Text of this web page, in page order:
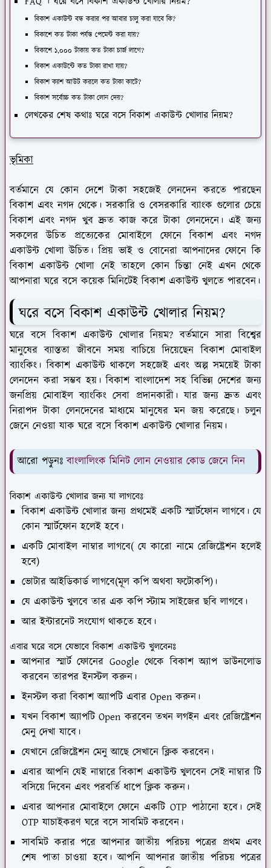
বিকাশ একাউন্ট বন্ধ করার পর আবার চালু করা যাবে কি?
বিকাশে কত টাকা পর্যন্ত পেমেন্ট করা যায়?
বিকাশে ১,০০০ টাকায় কত টাকা চার্জ লাগে?
বিকাশ একাউন্টে কত টাকা রাখা যায়?
বিকাশ ক্যাশ আউট করলে কত টাকা কাটে?
বিকাশ সর্বোচ্চ কত টাকা লোন দেয়?
লেখকের শেষ কথাঃ ঘরে বসে বিকাশ একাউন্ট খোলার নিয়ম?
ভৃমিকা
বর্তমানে যে কোন দেশে টাকা সহজেই লেনদেন করতে পারছেন
বিকাশ এবং নগদ থেকে। সরকারি ও বেসরকারি ব্যাংক গুলোর চেয়ে
বিকাশ এবং নগদ খুব দ্রুত কাজ করে টাকা লেনদেনে। এই জন্য
সকলের উচিত প্রত্যেকের মোবাইলে ফোনে বিকাশ এবং নগদ
একাউন্ট খোলা উচিত। প্রিয় ভাই ও বোনেরা আপনাদের ফোনে কি
বিকাশ একাউন্ট খোলা নেই তাহলে কোন চিন্তা নেই এখন থেকে
আপনারা ঘরে বসে কয়েক মিনিটেই বিকাশ একাউন্ট খুলতে পারবেন।
ঘরে বসে বিকাশ একাউন্ট খোলার নিয়ম?
ঘরে বসে বিকাশ একাউন্ট খোলার নিয়ম? বর্তমানে সারা বিশ্বের
মানুষের ব্যাস্ততা জীবনে সময় বাচিয়ে দিয়েছেন বিকাশ মোবাইল
ব্যাংকিং। বিকাশ একাউন্ট থাকলে সহজেই এবং অল্প সময়েই টাকা
লেনদেন করা সম্ভব হয়। বিকাশ বাংলাদেশ সহ বিভিন্ন দেশের জন্য
জনপ্রিয় মোবাইল ব্যাংকিং সেবা প্রদানকারী। যার জন্য দ্রুত এবং
নিরাপদ টাকা লেনদেনের মাধ্যমে মানুষের মন জয় করেছে। চলুন
জেনে নেওয়া যাক ঘরে বসে বিকাশ একাউন্ট খোলার নিয়ম।
আরো পড়ুনঃবাংলালিংক মিনিট লোন নেওয়ার কোড জেনে নিন
বিকাশ একাউন্ট খোলার জন্য যা লাগবেঃ
বিকাশ একাউন্ট খোলার জন্য প্রথমেই একটি স্মার্টফোন লাগবে। যে
কোন স্মার্টফোন হলেই হবে।
একটি মোবাইল নাম্বার লাগবে( যে কারো নামে রেজিষ্ট্রেশন হলেই
হবে)
ভোটার আইডিকার্ড লাগবে(মূল কপি অথবা ফটোকপি)।
যে একাউন্ট খুলবে তার এক কপি স্ট্যাম সাইজের ছবি লাগবে।
আর ইন্টারনেট সংযোগ থাকতে হবে।
এবার ঘরে বসে যেভাবে বিকাশ একাউন্ট খুলবেনঃ
আপনার স্মার্ট ফোনের Google থেকে বিকাশ অ্যাপ ডাউনলোড
করবেন তারপর ইনস্টল করুন।
ইনস্টল করা বিকাশ অ্যাপটি এবার Open করুন।
যখন বিকাশ অ্যাপটি Open করবেন তখন লগইন এবং রেজিষ্ট্রেশন
মেনু দেখা যাবে।
যেখানে রেজিষ্ট্রেশন মেনু আছে সেখানে ক্লিক করবেন।
এবার আপনি যেই নাম্বারে বিকাশ একাউন্ট খুলবেন সেই নাম্বার টি
বসিয়ে দিবেন এবং পরবর্তি ধাপে ক্লিক করুন।
এবার আপনার মোবাইলে ফোনে একটি OTP পাঠানো হবে। সেই
OTP যাচাইকরণ ঘরে বসে সাবমিট করবেন।
সাবমিট করার পরে আপনার জাতীয় পরিচয় পত্রের প্রথম এবং
শেষ পাতা চাওয়া হবে। আপনি আপনার জাতীয় পরিচয় পত্রের